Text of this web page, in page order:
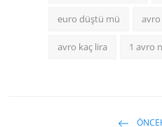
euro düştü mü
avro kaç lira 1 avro